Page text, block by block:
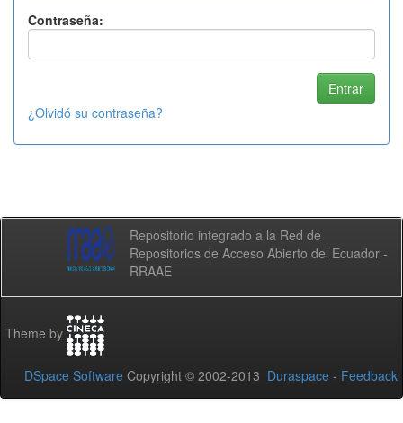
Contraseña:
¿Olvidó su contraseña?
Repositorio integrado a la Red de
Repositorios de Acceso Abierto del Ecuador -
RRAAE
Theme by
DSpace Software Copyright © 2002-2013 Duraspace - Feedback